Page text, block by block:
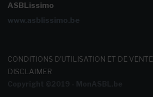
ASBLissimo
www.asblissimo.be
CONDITIONS D'UTILISATION ET DE VENTE
DISCLAIMER